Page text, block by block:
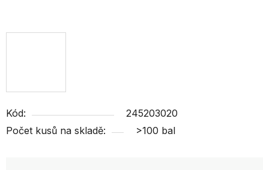
Kód:
245203020
Počet kusů na skladě:
>100 bal